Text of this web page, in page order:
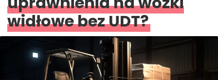
widłowe bez UDT?